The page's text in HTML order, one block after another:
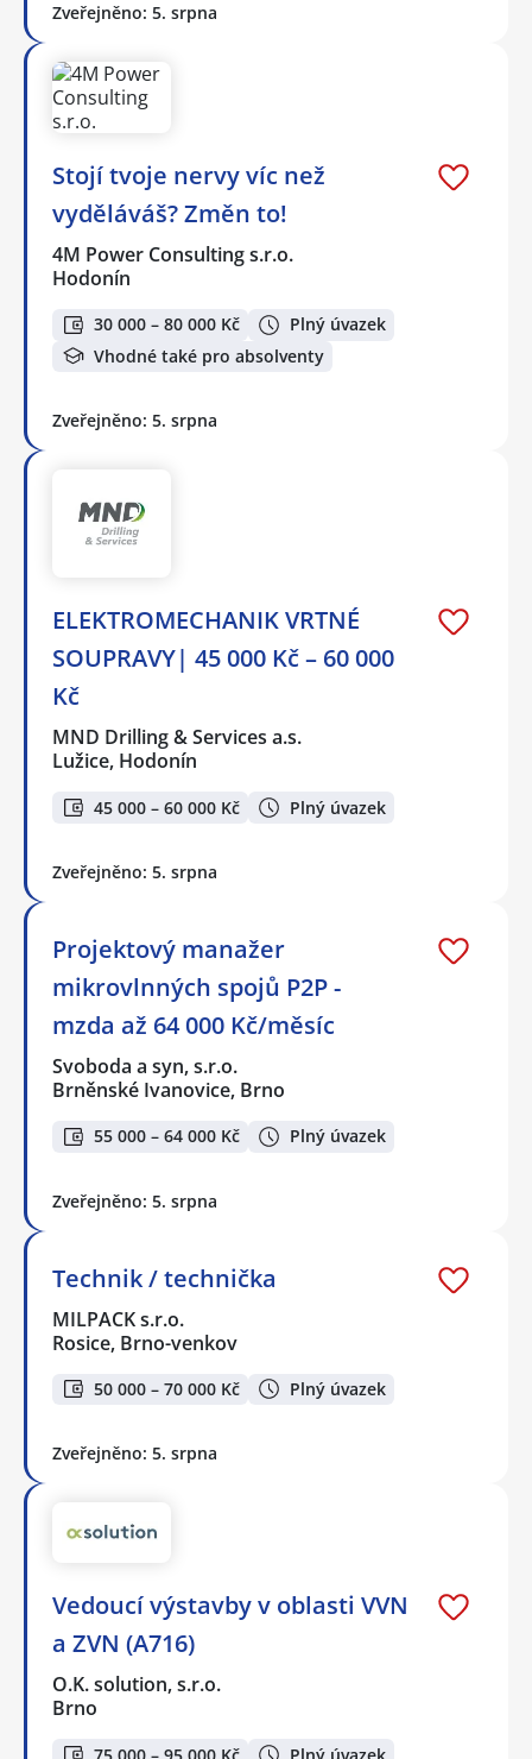
Zveřejněno: 5. srpna
Stojí tvoje nervy víc než
vyděláváš? Změn to!
4M Power Consulting s.r.o.
Hodonín
30 000 – 80 000 Kč
Plný úvazek
Vhodné také pro absolventy
Zveřejněno: 5. srpna
ELEKTROMECHANIK VRTNÉ
SOUPRAVY| 45 000 Kč – 60 000
Kč
MND Drilling & Services a.s.
Lužice, Hodonín
45 000 – 60 000 Kč Plný úvazek
Zveřejněno: 5. srpna
Projektový manažer
mikrovlnných spojů P2P -
mzda až 64 000 Kč/měsíc
Svoboda a syn, s.r.o.
Brněnské Ivanovice, Brno
55 000 – 64 000 Kč Plný úvazek
Zveřejněno: 5. srpna
Technik / technička
MILPACK s.r.o.
Rosice, Brno-venkov
50 000 – 70 000 Kč Plný úvazek
Zveřejněno: 5. srpna
Vedoucí výstavby v oblasti VVN
a ZVN (A716)
O.K. solution, s.r.o.
Brno